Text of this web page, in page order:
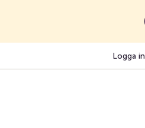
Logga in